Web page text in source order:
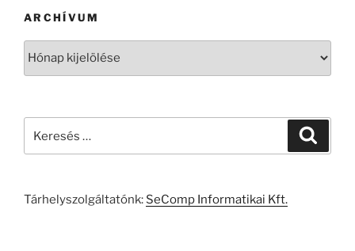
ARCHÍVUM
Tárhelyszolgáltatónk: SeComp Informatikai Kft.